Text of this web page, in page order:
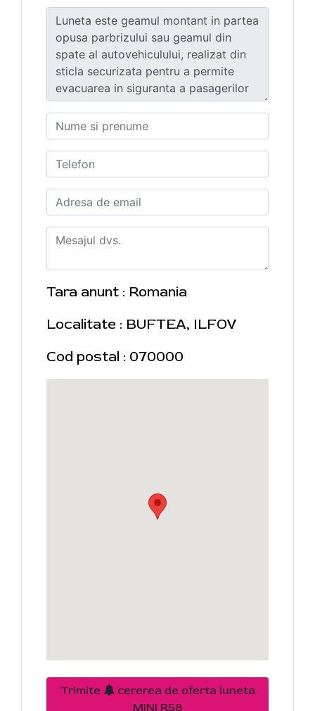
Tara anunt : Romania
Localitate : BUFTEA, ILFOV
Cod postal : 070000
Trimite
cererea de oferta luneta
MINI R58